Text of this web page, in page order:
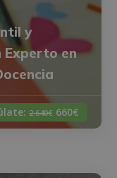
y
Experto en
2.640€ 660€